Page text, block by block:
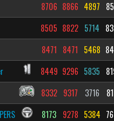
8706 8866 4897
8505 8822 5714
8471 8471 5468
8449 9296 5835
8332 9317 3716
8173 9278 5384